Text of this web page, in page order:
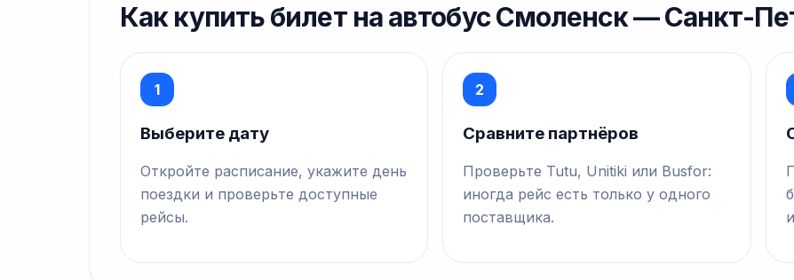
Как купить билет на автобус Смоленск — Санкт-
1
Выберите дату
Откройте расписание, укажите день
поездки и проверьте доступные
рейсы.
2
Сравните партнёров
Проверьте Tutu, Unitiki или Busfor:
иногда рейс есть только у одного
поставщика.